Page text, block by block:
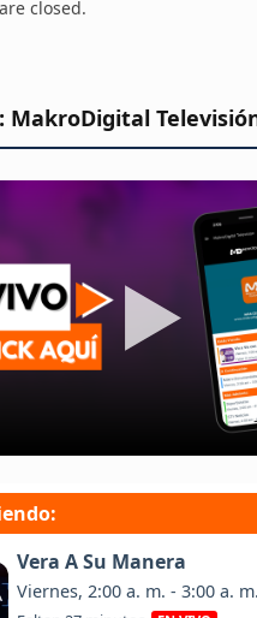
closed.
MakroDigital